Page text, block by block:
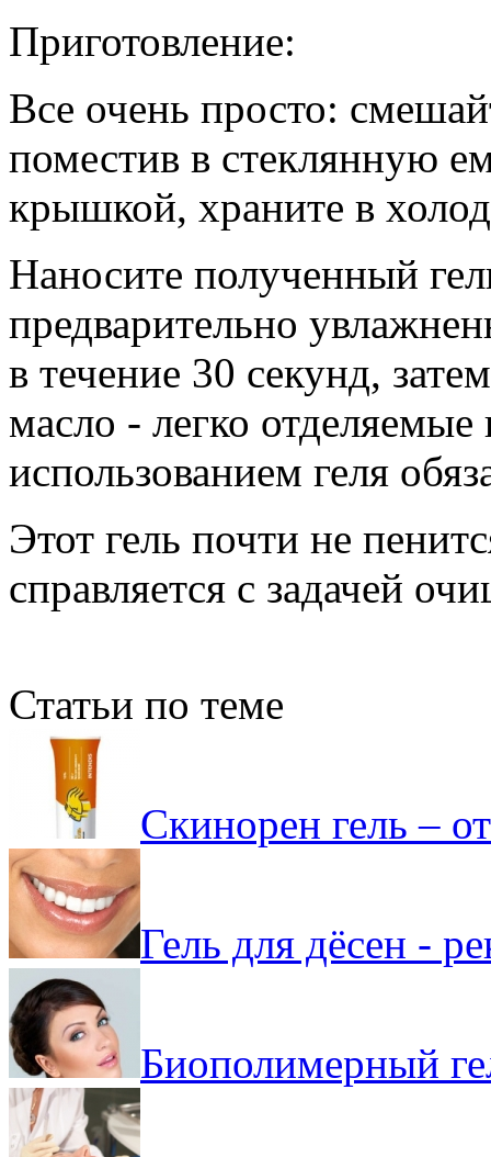
Приготовление:
Все очень просто:
поместив в стеклянную
крышкой, храните в
Наносите полученный
предварительно
в течение 30 секунд,
масло - легко
использованием геля
Этот гель почти не
справляется с задачей
Статьи по теме
Скинорен гель –
Гель для дёсен -
Биополимерный